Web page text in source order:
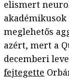
elismert
meglehetős
azért, mert a
decemberi
fejtegette